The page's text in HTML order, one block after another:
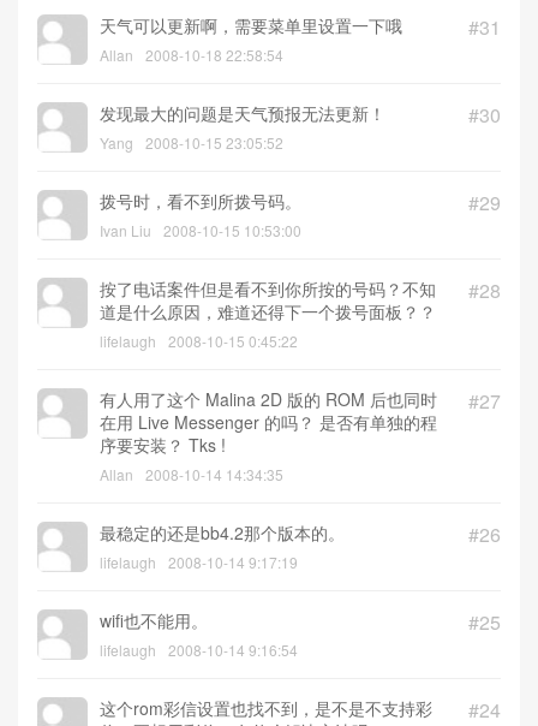
#31
天气可以更新啊，需要菜单里设置一下哦
Allan 2008-10-18 22:58:54
#30
发现最大的问题是天气预报无法更新！
Yang 2008-10-15 23:05:52
#29
拨号时，看不到所拨号码。
Ivan Liu 2008-10-15 10:53:00
#28
按了电话案件但是看不到你所按的号码？不知
道是什么原因，难道还得下一个拨号面板？？
lifelaugh 2008-10-15 0:45:22
#27
有人用了这个 Malina 2D 版的 ROM 后也同时
在用 Live Messenger 的吗？ 是否有单独的程
序要安装？ Tks !
Allan 2008-10-14 14:34:35
#26
最稳定的还是bb4.2那个版本的。
lifelaugh 2008-10-14 9:17:19
#25
wifi也不能用。
lifelaugh 2008-10-14 9:16:54
#24
这个rom彩信设置也找不到，是不是不支持彩